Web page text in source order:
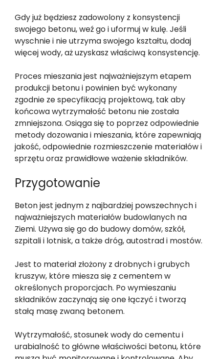
Gdy już będziesz zadowolony z konsystencji
swojego betonu, weź go i uformuj w kulę. Jeśli
wyschnie i nie utrzyma swojego kształtu, dodaj
więcej wody, aż uzyskasz właściwą konsystencję.
Proces mieszania jest najważniejszym etapem
produkcji betonu i powinien być wykonany
zgodnie ze specyfikacją projektową, tak aby
końcowa wytrzymałość betonu nie została
zmniejszona. Osiąga się to poprzez odpowiednie
metody dozowania i mieszania, które zapewniają
jakość, odpowiednie rozmieszczenie materiałów i
sprzętu oraz prawidłowe ważenie składników.
Przygotowanie
Beton jest jednym z najbardziej powszechnych i
najważniejszych materiałów budowlanych na
Ziemi. Używa się go do budowy domów, szkół,
szpitali i lotnisk, a także dróg, autostrad i mostów.
Jest to materiał złożony z drobnych i grubych
kruszyw, które miesza się z cementem w
określonych proporcjach. Po wymieszaniu
składników zaczynają się one łączyć i tworzą
stałą masę zwaną betonem.
Wytrzymałość, stosunek wody do cementu i
urabialność to główne właściwości betonu, które